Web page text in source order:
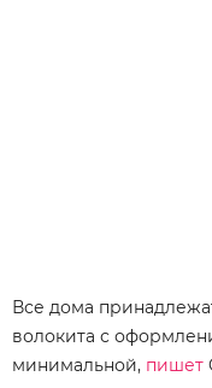
Все дома
волокита с
минимальной, пишет